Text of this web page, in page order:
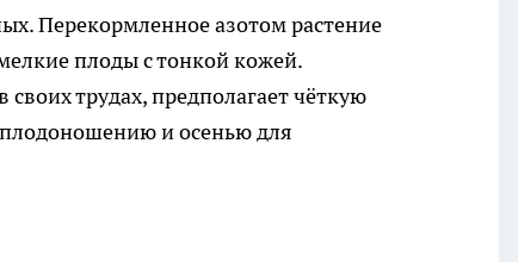
Перекормленное азотом растение
плоды с тонкой кожей.
трудах, предполагает чёткую
и осенью для